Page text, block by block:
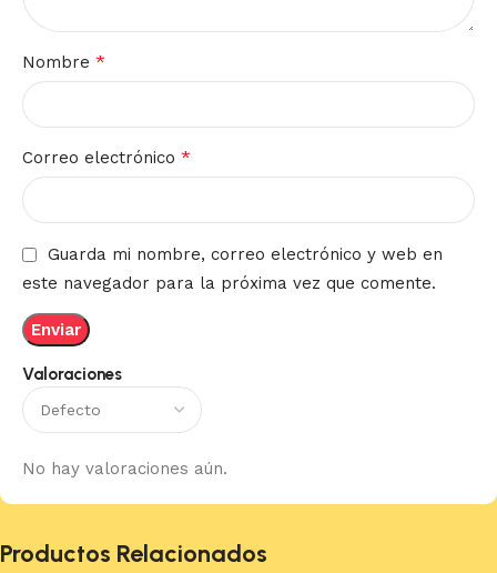
Valoraciones
No hay valoraciones aún.
Nombre *
Correo electrónico *
Guarda mi nombre, correo electrónico y web en
este navegador para la próxima vez que comente.
Productos Relacionados